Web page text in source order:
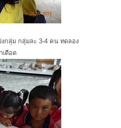
กลุ่ม กลุ่มละ 3-4 คน ทดลอง
เดือด